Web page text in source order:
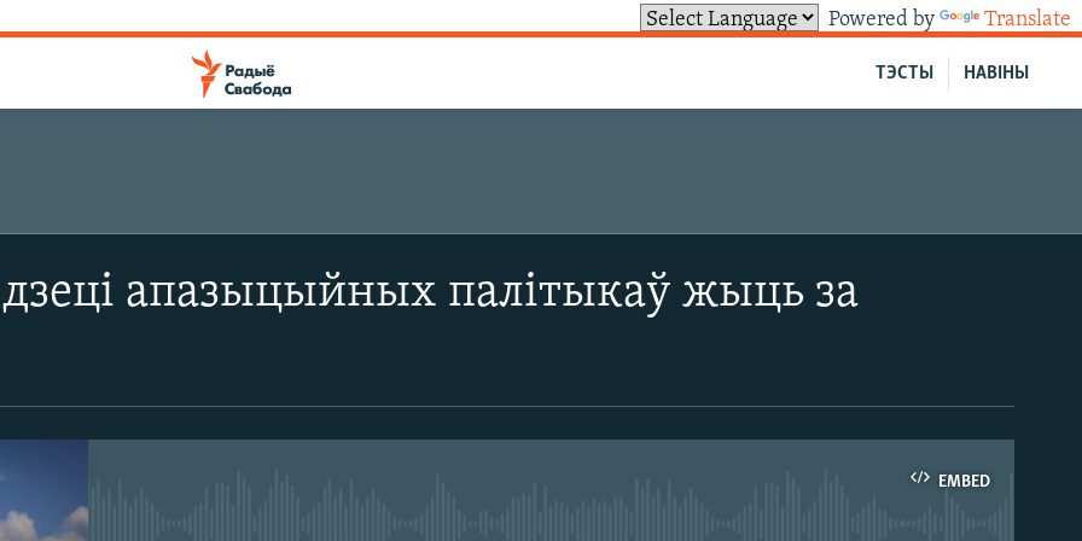
Powered by Translate
НАВІНЫ
ТЭСТЫ
апазыцыйных палітыкаў жыць за
EMBED